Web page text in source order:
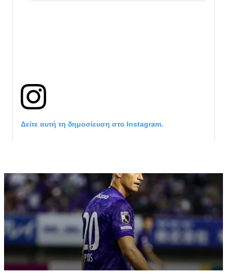
Δείτε αυτή τη δημοσίευση στο Instagram.